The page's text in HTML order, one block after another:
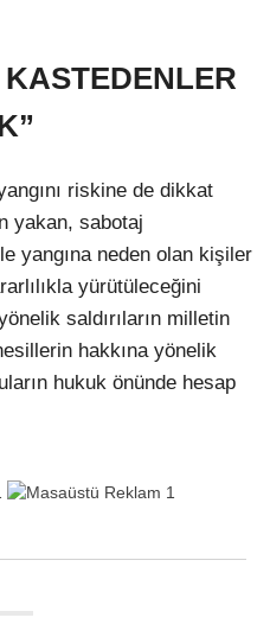
KASTEDENLER
riskine de dikkat
yakan, sabotaj
yangına neden olan kişiler
yürütüleceğini
saldırıların milletin
hakkına yönelik
hukuk önünde hesap